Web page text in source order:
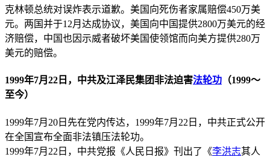
克林顿总统对误炸表示道歉。美国向死伤者家属赔偿450万美
元。两国并于12月达成协议，美国向中国提供2800万美元的经
济赔偿，中国也因示威者破坏美国使领馆而向美方提供280万
美元的赔偿。
1999年7月22日，中共及江泽民集团非法迫害法轮功 （1999～
至今）
1999年7月20日先在党内传达，1999年7月22日，中共正式公开
在全国宣布全面非法镇压法轮功。
1999年7月22日，中共党报《人民日报》刊出了《李洪志其人